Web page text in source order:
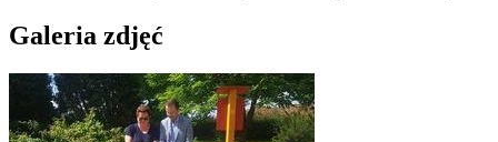
Galeria zdjęć